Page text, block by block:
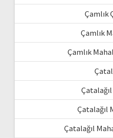
Çamlık
Çamlık
Çamlık
Çatalağıl
Çatalağıl